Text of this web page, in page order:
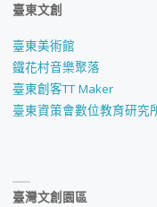
臺東文創
臺東美術館
鐵花村音樂聚落
臺東創客TT Maker
臺東資策會數位教育研究
臺灣文創園區